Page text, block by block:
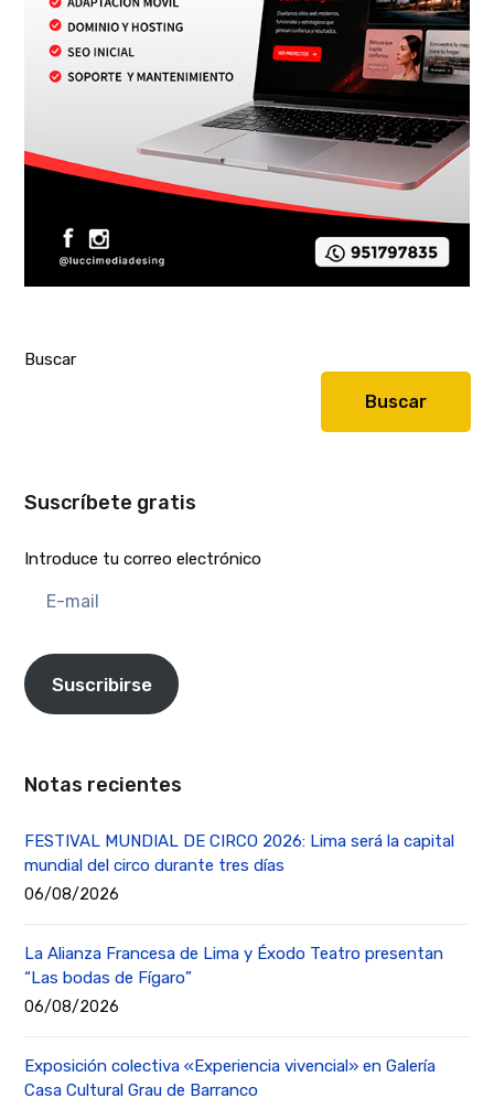
Buscar
Buscar
Suscríbete gratis
Introduce tu correo electrónico
mail
Suscribirse
Notas recientes
FESTIVAL MUNDIAL DE CIRCO 2026: Lima será la capital
mundial del circo durante tres días
06/08/2026
La Alianza Francesa de Lima y Éxodo Teatro presentan
“Las bodas de Fígaro”
06/08/2026
Exposición colectiva «Experiencia vivencial» en Galería
Casa Cultural Grau de Barranco